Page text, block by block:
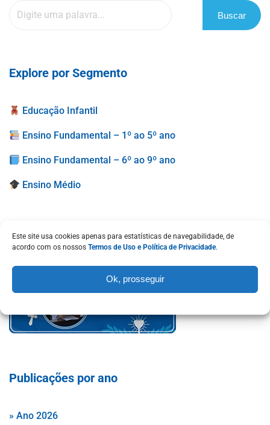
Este site usa cookies apenas para estatísticas de navegabilidade, de
acordo com os nossos Termos de Uso e Política de Privacidade.
Ok, prosseguir
Buscar
Explore por Segmento
Educação Infantil
Ensino Fundamental – 1º ao 5º ano
Ensino Fundamental – 6º ao 9º ano
Ensino Médio
Publicações por ano
» Ano 2026